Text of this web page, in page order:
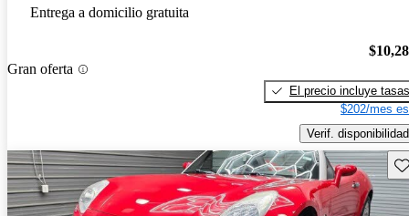
Entrega a domicilio gratuita
Gran oferta
El precio incluye tasas
$202/mes
Verif. disponibilidad